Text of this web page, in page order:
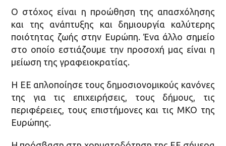
Ο στόχος είναι η προώθηση της απασχόλησης
και της ανάπτυξης και δημιουργία καλύτερης
ποιότητας ζωής στην Ευρώπη. Ένα άλλο σημείο
στο οποίο εστιάζουμε την προσοχή μας είναι η
μείωση της γραφειοκρατίας.
Η ΕΕ απλοποίησε τους δημοσιονομικούς κανόνες
της για τις επιχειρήσεις, τους δήμους, τις
περιφέρειες, τους επιστήμονες και τις ΜΚΟ της
Ευρώπης.